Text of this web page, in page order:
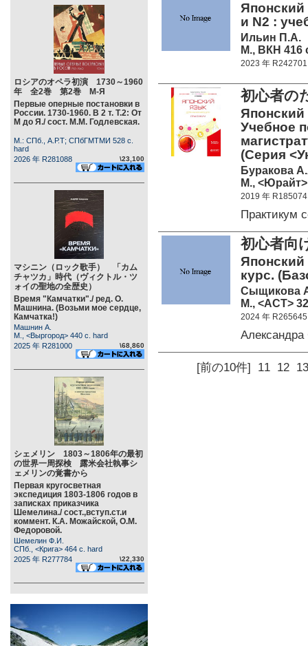
ロシアのオペラ初演 1730～1960
年 全2巻 第2巻 М-Я
Первые оперные постановки в
России. 1730-1960. В 2 т. Т.2: От
М до Я./ сост. М.М. Годлевская.
М.: СПб., А.Р.Т; СПбГМТМИ 528 c.
hard
2026 年 R281088
\23,100
マシニン（ロック歌手） 「カム
チャツカ」時代（ヴィクトル・ツ
ォイの聖地の全歴史）
Время "Камчатки"./ ред. О.
Машнина. (Возьми мое сердце,
Камчатка!)
Машнин А.
М., <Выргород> 440 c. hard
2025 年 R281000
\68,860
シェメリン 1803～1806年の最初
の世界一周探検 露米会社執事シ
ェメリンの覚書から
Первая кругосветная
экспедиция 1803-1806 годов в
записках приказчика
Шемелина./ сост.,вступ.ст.и
коммент. К.А. Можайской, О.М.
Федоровой.
Шемелин Ф.И.
СПб., <Крига> 464 c. hard
2025 年 R277784
\22,330
и N2 :
Ильин П.А.
М., ВКН 416
2023 年 R242701
初心者の
Учебное
(Серия
Буракова
М., <Юрайт>
2019 年 R185074
Практикум
初心者
курс.
Сыщикова
М., <АСТ>
2024 年 R265645
[前の10件] 11 12 13